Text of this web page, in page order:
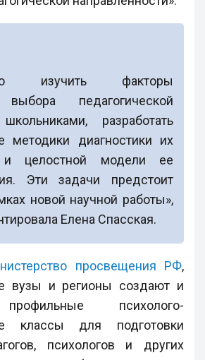
изучить факторы
педагогической
разработать
методики диагностики их
и целостной модели ее
Эти задачи предстоит
новой научной работы»,
Елена Спасская.
просвещения РФ,
вузы и регионы создают и
психолого-
классы для подготовки
психологов и других